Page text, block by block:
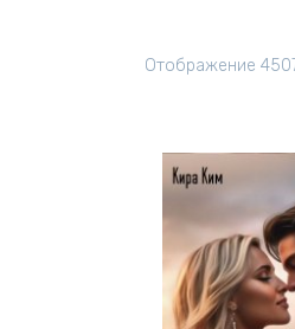
Отображение